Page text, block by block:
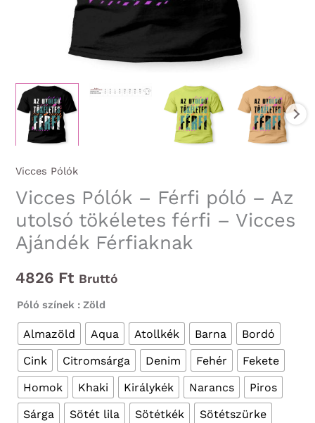
Vicces Pólók
Vicces Pólók – Férfi póló – Az
utolsó tökéletes férfi – Vicces
Ajándék Férfiaknak
4826 Ft Bruttó
Póló színek : Zöld
Almazöld Aqua Atollkék Barna
Bordó
Cink
Citromsárga Denim Fehér
Fekete
Homok
Khaki Királykék Narancs
Piros
Sárga
Sötét lila Sötétkék
Sötétszürke